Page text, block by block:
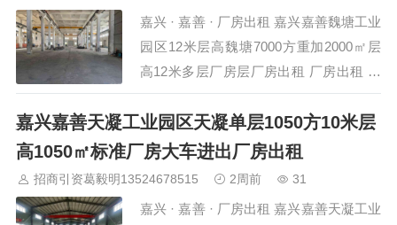
嘉兴 · 嘉善 · 厂房出租 嘉兴嘉善魏塘工业
园区12米层高魏塘7000方重加2000㎡层
高12米多层厂房层厂房出租 厂房出租 项
目详情 项目名称 嘉兴嘉善魏塘工业园区
12米层高魏塘7000方重加2000㎡层 所在
位置 嘉兴-嘉善-魏塘工业园区 建筑面积
2000㎡ 层高 12…
嘉兴嘉善天凝工业园区天凝单层1050方10米层
高1050㎡标准厂房大车进出厂房出租
招商引资葛毅明13524678515 2周前 31
嘉兴 · 嘉善 · 厂房出租 嘉兴嘉善天凝工业